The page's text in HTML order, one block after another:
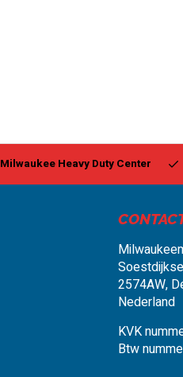
Milwaukee Heavy Duty Center
2574AW,
Nederland
KVK
Btw